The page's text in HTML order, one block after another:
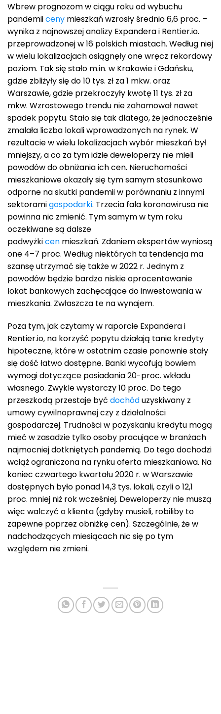
Wbrew prognozom w ciągu roku od wybuchu
pandemiiceny mieszkań wzrosły średnio 6,6 proc. –
wynika z najnowszej analizy Expandera i Rentier.io.
przeprowadzonej w 16 polskich miastach. Według niej
w wielu lokalizacjach osiągnęły one wręcz rekordowy
poziom. Tak się stało m.in. w Krakowie i Gdańsku,
gdzie zbliżyły się do 10 tys. zł za 1 mkw. oraz
Warszawie, gdzie przekroczyły kwotę 11 tys. zł za
mkw. Wzrostowego trendu nie zahamował nawet
spadek popytu. Stało się tak dlatego, że jednocześnie
zmalała liczba lokali wprowadzonych na rynek. W
rezultacie w wielu lokalizacjach wybór mieszkań był
mniejszy, a co za tym idzie deweloperzy nie mieli
powodów do obniżania ich cen. Nieruchomości
mieszkaniowe okazały się tym samym stosunkowo
odporne na skutki pandemii w porównaniu z innymi
sektoramigospodarki. Trzecia fala koronawirusa nie
powinna nic zmienić. Tym samym w tym roku
oczekiwane są dalsze
podwyżkicen mieszkań. Zdaniem ekspertów wyniosą
one 4–7 proc. Według niektórych ta tendencja ma
szansę utrzymać się także w 2022 r. Jednym z
powodów będzie bardzo niskie oprocentowanie
lokat bankowych zachęcające do inwestowania w
mieszkania. Zwłaszcza te na wynajem.
Poza tym, jak czytamy w raporcie Expandera i
Rentier.io, na korzyść popytu działają tanie kredyty
hipoteczne, które w ostatnim czasie ponownie stały
się dość łatwo dostępne. Banki wycofują bowiem
wymogi dotyczące posiadania 20-proc. wkładu
własnego. Zwykle wystarczy 10 proc. Do tego
przeszkodą przestaje być dochóduzyskiwany z
umowy cywilnoprawnej czy z działalności
gospodarczej. Trudności w pozyskaniu kredytu mogą
mieć w zasadzie tylko osoby pracujące w branżach
najmocniej dotkniętych pandemią. Do tego dochodzi
wciąż ograniczona na rynku oferta mieszkaniowa. Na
koniec czwartego kwartału 2020 r. w Warszawie
dostępnych było ponad 14,3 tys. lokali, czyli o 12,1
proc. mniej niż rok wcześniej. Deweloperzy nie muszą
więc walczyć o klienta (gdyby musieli, robiliby to
zapewne poprzez obniżkę cen). Szczególnie, że w
nadchodzących miesiącach nic się po tym
względem nie zmieni.